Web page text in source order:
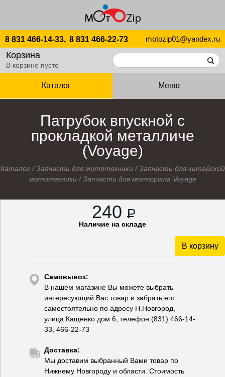
8 831 466-14-33, 8 831 466-22-73 motozip01@yandex.ru
Корзина
В корзине пусто
Каталог Меню
Патрубок впускной с
прокладкой металличе
(Voyage)
Каталог/Запчасти для мототехники/Запчасти для китайской
мототехники/Запчасти для мотоцикла Voyage
240 P
Наличие на складе
В корзину
Самовывоз:
В нашем магазине Вы можете выбрать
интересующий Вас товар и забрать его
самостоятельно по адресу Н.Новгород,
улица Кащенко дом 6, телефон (831) 466-14-
33, 466-22-73
Доставка:
Мы доставим выбранный Вами товар по
Нижнему Новгороду и области. Стоимость